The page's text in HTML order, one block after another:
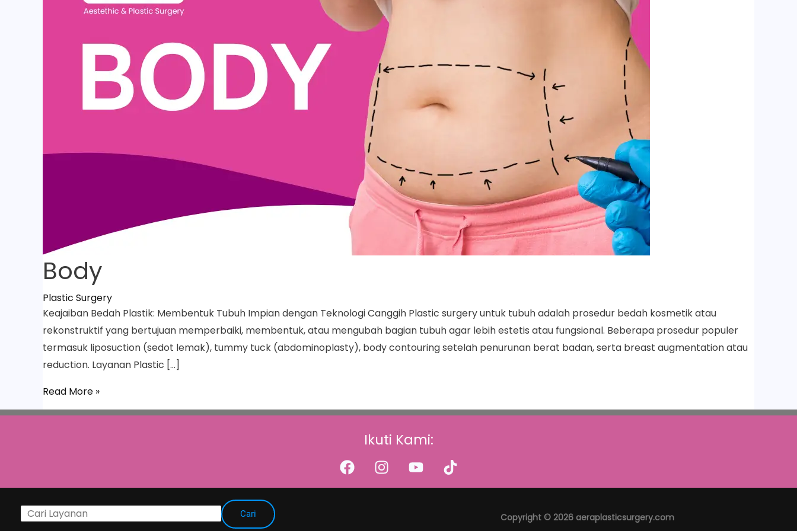
Body
Plastic Surgery
Keajaiban Bedah Plastik: Membentuk Tubuh Impian dengan Teknologi Canggih Plastic surgery untuk tubuh adalah prosedur bedah kosmetik atau
rekonstruktif yang bertujuan memperbaiki, membentuk, atau mengubah bagian tubuh agar lebih estetis atau fungsional. Beberapa prosedur populer
termasuk liposuction (sedot lemak), tummy tuck (abdominoplasty), body contouring setelah penurunan berat badan, serta breast augmentation atau
reduction. Layanan Plastic […]
Read More »
Ikuti Kami:
Cari Copyright © 2026 aeraplasticsurgery.com